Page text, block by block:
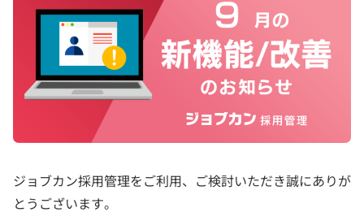
ジョブカン採用管理をご利用、ご検討いただき誠にありが
とうございます。